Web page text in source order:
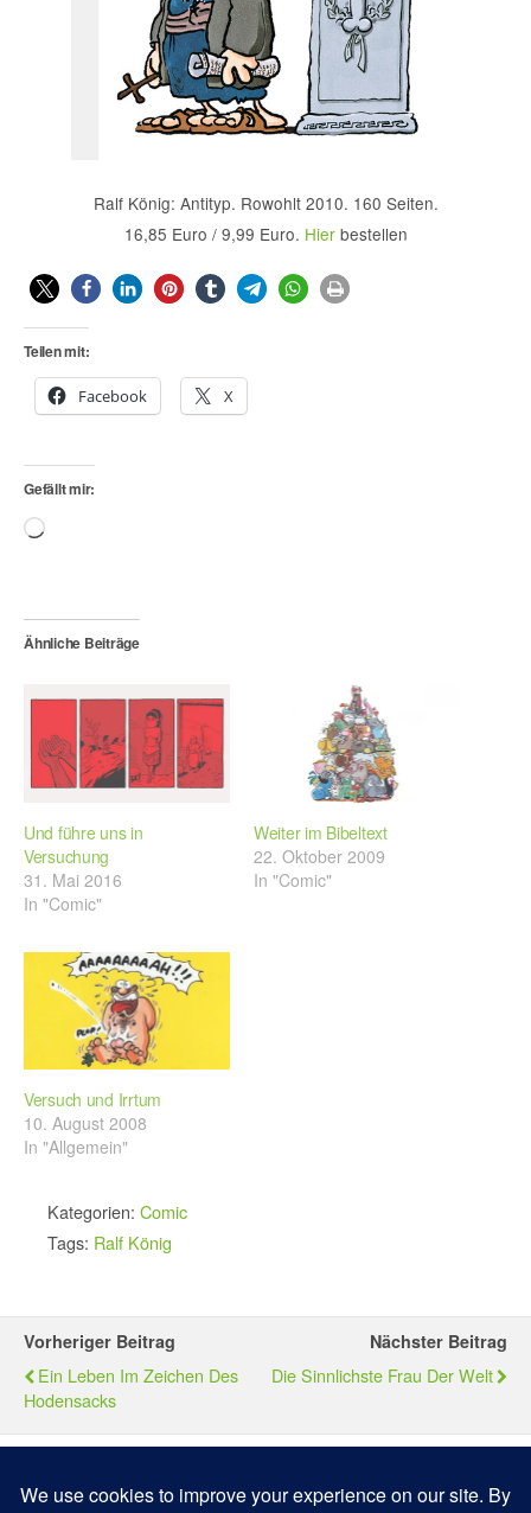
Ralf König: Antityp. Rowohlt 2010. 160 Seiten.
16,85 Euro / 9,99 Euro. Hierbestellen
Teilen mit:
Facebook X
Gefällt mir:
Wird
Ähnliche Beiträge
Und führe uns in
Versuchung
31. Mai 2016
In "Comic"
Weiter im Bibeltext
22. Oktober 2009
In "Comic"
Versuch und Irrtum
10. August 2008
In "Allgemein"
Kategorien: Comic
Tags: Ralf König
Vorheriger Beitrag
Ein Leben Im Zeichen Des
Hodensacks
Nächster Beitrag
Die Sinnlichste Frau Der Welt
Zum Seitenanfang